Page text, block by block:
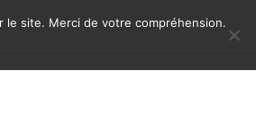
le site. Merci de votre compréhension.